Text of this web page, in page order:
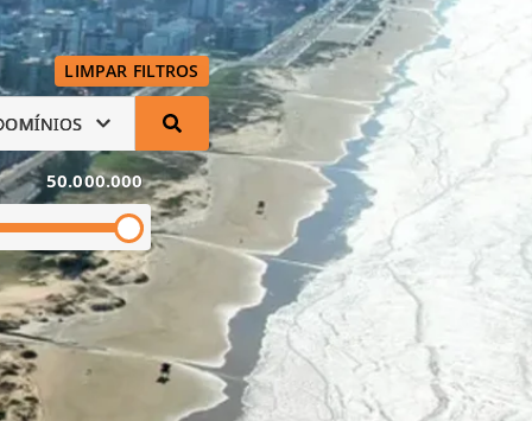
LIMPAR FILTROS
50.000.000